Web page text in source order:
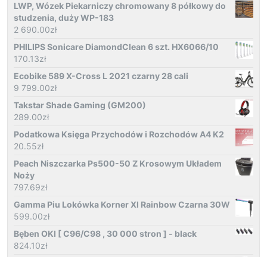
LWP, Wózek Piekarniczy chromowany 8 półkowy do
studzenia, duży WP-183
2 690.00zł
PHILIPS Sonicare DiamondClean 6 szt. HX6066/10
170.13zł
Ecobike 589 X-Cross L 2021 czarny 28 cali
9 799.00zł
Takstar Shade Gaming (GM200)
289.00zł
Podatkowa Księga Przychodów i Rozchodów A4 K2
20.55zł
Peach Niszczarka Ps500-50 Z Krosowym Układem
Noży
797.69zł
Gamma Piu Lokówka Korner Xl Rainbow Czarna 30W
599.00zł
Bęben OKI [ C96/C98 , 30 000 stron ] - black
824.10zł